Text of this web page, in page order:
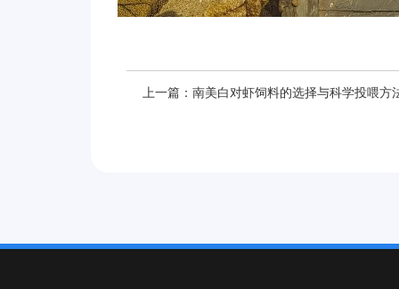
上一篇： 南美白对虾饲料的选择与科学投喂方